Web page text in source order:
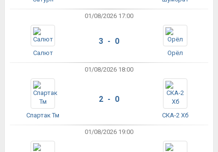
01/08/2026 17:00
Салют
3 - 0
Орёл
01/08/2026 18:00
Спартак Тм
2 - 0
СКА-2 Хб
01/08/2026 19:00